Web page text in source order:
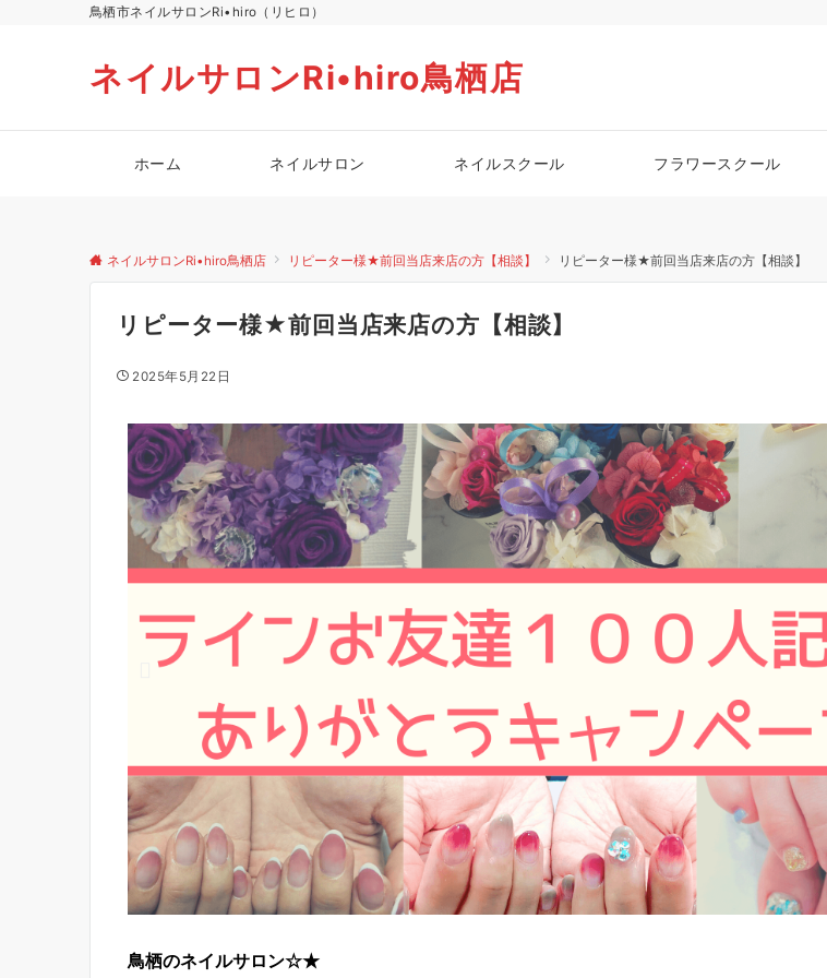
鳥栖市ネイルサロンRi•hiro（リヒロ）
ネイルサロンRi•hiro鳥栖店
ホーム ネイルサロン ネイルスクール フラワースクール
ネイルサロンRi•hiro鳥栖店 リピーター様★前回当店来店の方【相談】 リピーター様★前回当店来店の方【相談】
リピーター様★前回当店来店の方【相談】
2025年5月22日
鳥栖のネイルサロン☆★